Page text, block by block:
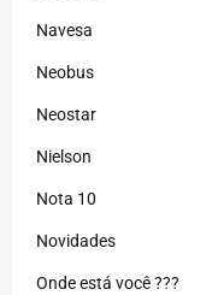
Navesa
Neobus
Neostar
Nielson
Nota 10
Novidades
Onde está você ???